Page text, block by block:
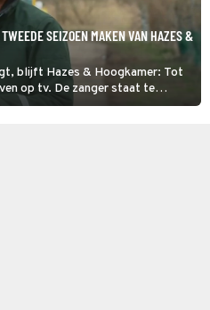
SEIZOEN MAKEN VAN HAZES &
blijft Hazes & Hoogkamer: Tot
op tv. De zanger staat te
te maken.